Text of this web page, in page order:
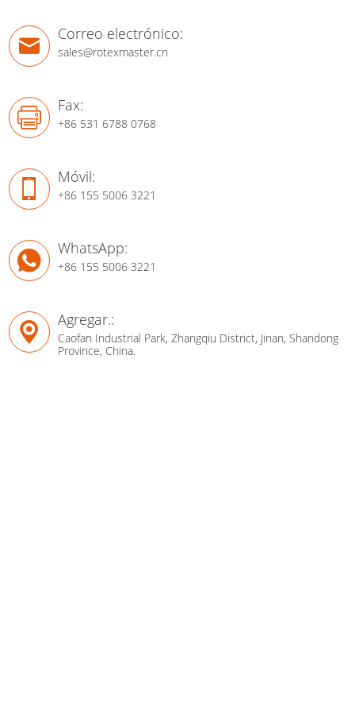
Correo electrónico:
sales@rotexmaster.cn
Fax:
+86 531 6788 0768
Móvil:
+86 155 5006 3221
WhatsApp:
+86 155 5006 3221
Agregar.:
Caofan Industrial Park, Zhangqiu District, Jinan, Shandong
Province, China.